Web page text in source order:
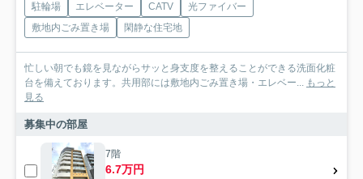
駐輪場 エレベーター CATV
光ファイバー
敷地内ごみ置き場
閑静な住宅地
忙しい朝でも鏡を見ながらサッと身支度を整えることができる洗面化粧
台を備えております。共用部には敷地内ごみ置き場・エレベー... もっと
見る
募集中の部屋
7階
6.7万円